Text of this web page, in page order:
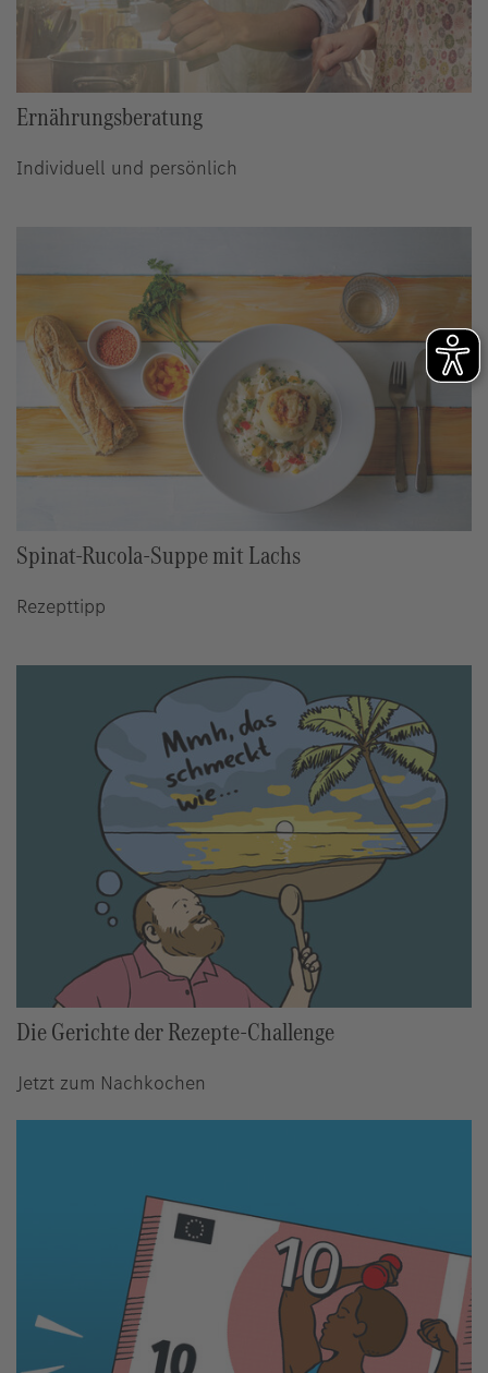
Ernährungsberatung
Individuell und persönlich
Spinat-Rucola-Suppe mit Lachs
Rezepttipp
Die Gerichte der Rezepte-Challenge
Jetzt zum Nachkochen